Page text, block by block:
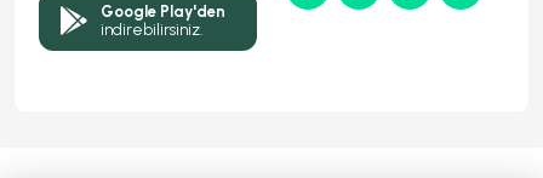
Google Play'den
indirebilirsiniz.